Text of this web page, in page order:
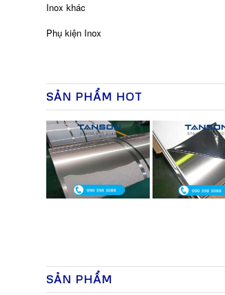
Inox khác
Phụ kiện Inox
SẢN PHẨM HOT
SẢN PHẨM